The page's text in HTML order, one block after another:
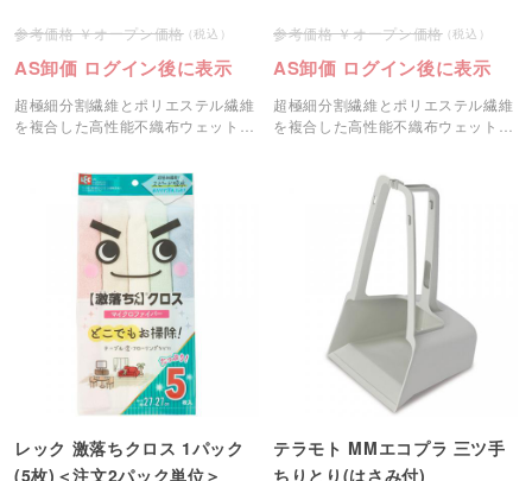
オープン価格
AS卸価 ログイン後に表示
超極細分割繊維とポリエステル繊維
を複合した高性能不織布ウェットワ
オープン価格
AS卸価 ログイン後に表示
超極細分割繊維とポリエステル繊維
を複合した高性能不織布ウェットワ
レック 激落ちクロス 1パック
(5枚)＜注文2パック単位＞
テラモト MMエコプラ 三ツ手
ちりとり(はさみ付)